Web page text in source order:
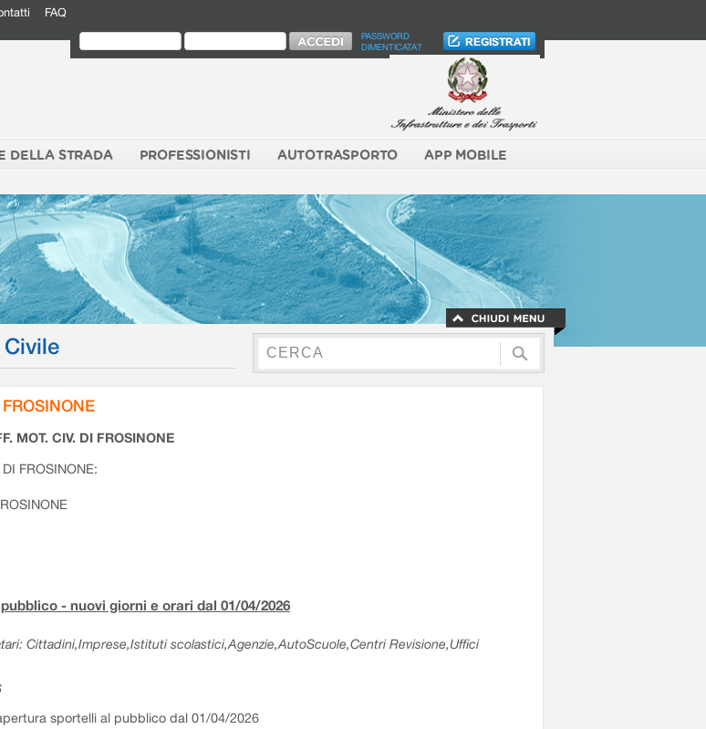
FAQ
PASSWORD
DIMENTICATA?
DELLA STRADA PROFESSIONISTI AUTOTRASPORTO APP MOBILE
MOT. CIV. DI FROSINONE
FROSINONE:
- nuovi giorni e orari dal 01/04/2026
Cittadini,Imprese,Istituti scolastici,Agenzie,AutoScuole,Centri Revisione,Uffici
sportelli al pubblico dal 01/04/2026